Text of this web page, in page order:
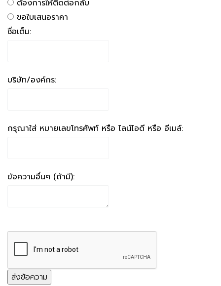
ต้องการให้ติดต่อกลับ
ขอใบเสนอราคา
ชื่อเต็ม:
บริษัท/องค์กร:
กรุณาใส่ หมายเลขโทรศัพท์ หรือ ไลน์ไอดี หรือ อีเมล์:
ข้อความอื่นๆ (ถ้ามี):